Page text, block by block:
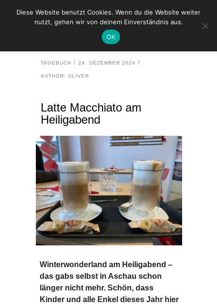
TAGEBUCH 24. DEZEMBER 2024
AUTHOR: OLIVER
Latte Macchiato am
Heiligabend
Winterwonderland am Heiligabend –
das gabs selbst in Aschau schon
länger nicht mehr. Schön, dass
Kinder und alle Enkel dieses Jahr hier
Diese Website benutzt Cookies. Wenn du die Website weiter
nutzt, gehen wir von deinem Einverständnis aus.
OK